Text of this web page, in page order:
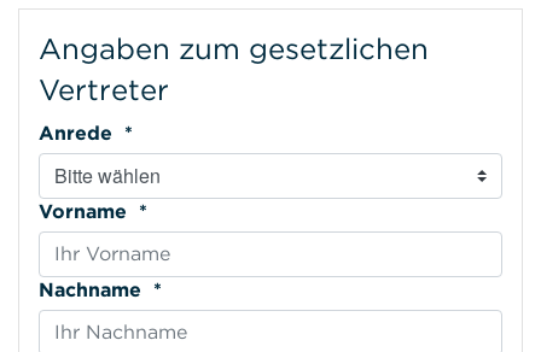
Angaben zum gesetzlichen
Vertreter
Anrede *
Vorname *
Nachname *